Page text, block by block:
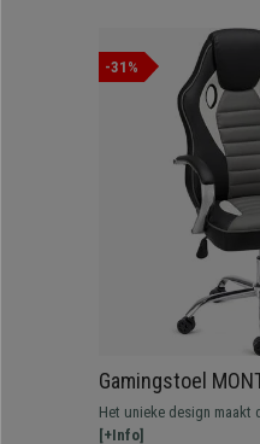
-31%
Gamingstoel
Comfortabel,
Leder, in Zwart met
Het unieke design maakt
model: je waant je in de
[+Info]